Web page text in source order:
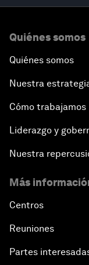
Quiénes somos
Quiénes somos
Nuestra
Cómo trabajamos
Liderazgo y
Nuestra
Más
Centros
Reuniones
Partes